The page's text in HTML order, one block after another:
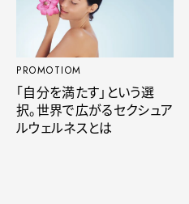
PROMOTIOM
「自分を満たす」という選
択。世界で広がるセクシュア
ルウェルネスとは